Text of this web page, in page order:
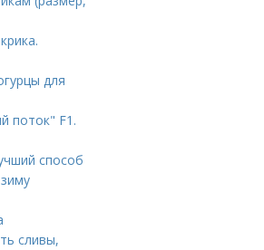
для
поток" F1.
способ
сливы,